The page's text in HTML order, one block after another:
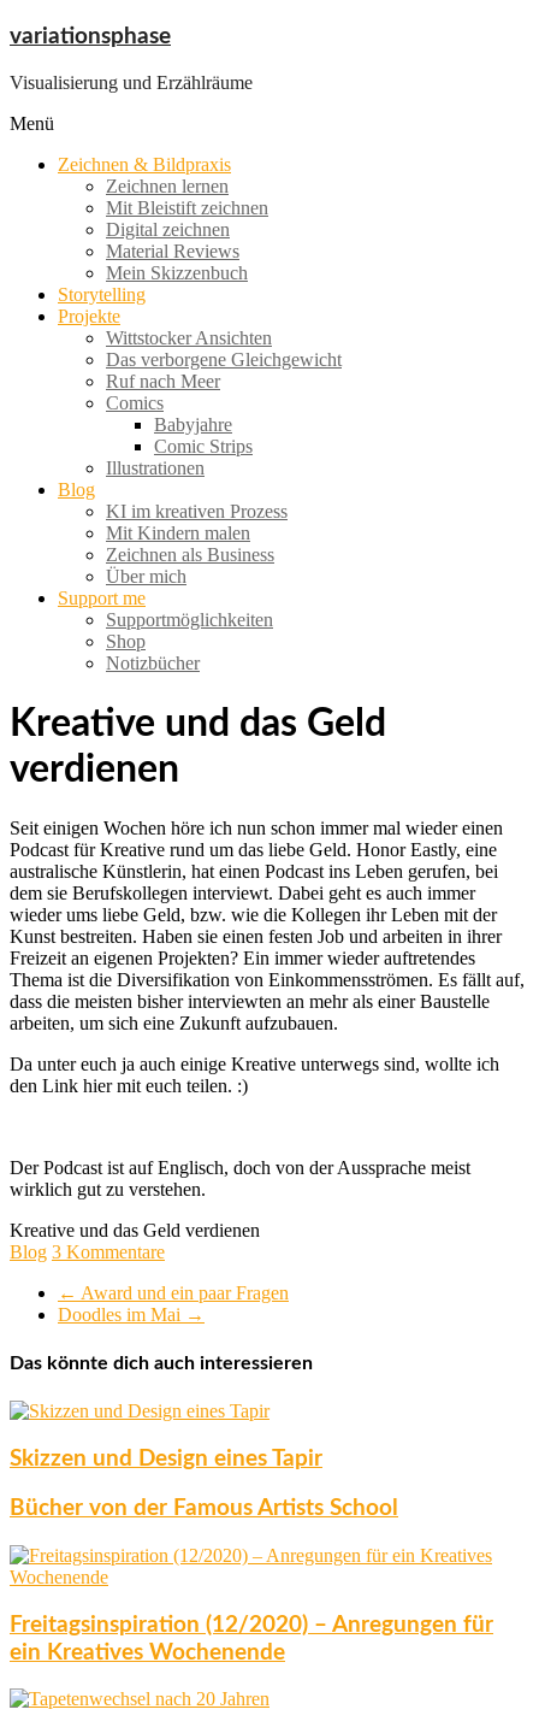
Zum
springen
variationsphase
Visualisierung und Erzählräume
Menü
Zeichnen & Bildpraxis
Zeichnen lernen
Mit Bleistift zeichnen
Digital zeichnen
Material Reviews
Mein Skizzenbuch
Storytelling
Projekte
Wittstocker Ansichten
Das verborgene Gleichgewicht
Ruf nach Meer
Comics
Babyjahre
Comic Strips
Illustrationen
Blog
KI im kreativen Prozess
Mit Kindern malen
Zeichnen als Business
Über mich
Support me
Supportmöglichkeiten
Shop
Notizbücher
Kreative und das Geld
verdienen
Seit einigen Wochen höre ich nun schon immer mal wieder einen
Podcast für Kreative rund um das liebe Geld. Honor Eastly, eine
australische Künstlerin, hat einen Podcast ins Leben gerufen, bei
dem sie Berufskollegen interviewt. Dabei geht es auch immer
wieder ums liebe Geld, bzw. wie die Kollegen ihr Leben mit der
Kunst bestreiten. Haben sie einen festen Job und arbeiten in ihrer
Freizeit an eigenen Projekten? Ein immer wieder auftretendes
Thema ist die Diversifikation von Einkommensströmen. Es fällt auf,
dass die meisten bisher interviewten an mehr als einer Baustelle
arbeiten, um sich eine Zukunft aufzubauen.
Da unter euch ja auch einige Kreative unterwegs sind, wollte ich
den Link hier mit euch teilen. :)
Der Podcast ist auf Englisch, doch von der Aussprache meist
wirklich gut zu verstehen.
Kreative und das Geld verdienen
Blog 3 Kommentare
← Award und ein paar Fragen
Doodles im Mai →
Das könnte dich auch interessieren
Skizzen und Design eines Tapir
Bücher von der Famous Artists School
Freitagsinspiration (12/2020) – Anregungen für
ein Kreatives Wochenende